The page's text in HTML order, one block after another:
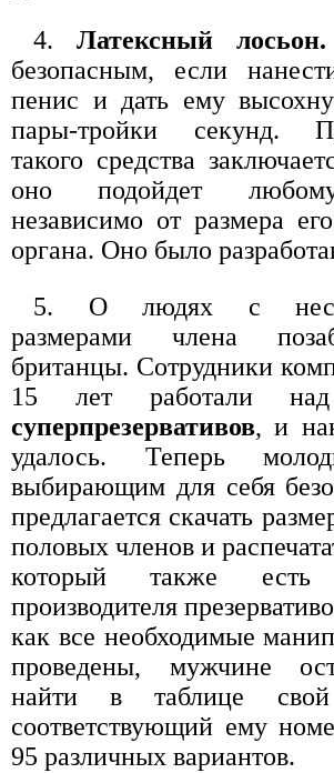
4. Латексный лосьон.
безопасным, если
пенис и дать ему
пары-тройки секунд.
такого средства
оно подойдет
независимо от размера
органа. Оно было
5. О людях с
размерами члена
британцы. Сотрудники
15 лет работали над
суперпрезервативов, и
удалось. Теперь
выбирающим для себя
предлагается скачать
половых членов и
который также
производителя
как все необходимые
проведены, мужчине
найти в таблице
соответствующий ему
95 различных вариантов.